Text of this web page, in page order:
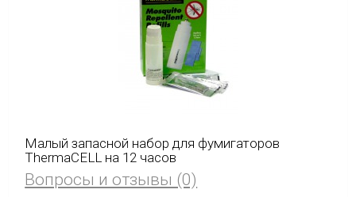
Малый запасной набор для фумигаторов
ThermaCELL на 12 часов
Вопросы и отзывы (0)